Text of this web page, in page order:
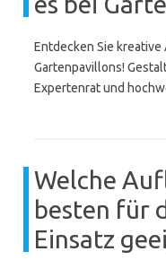
Entdecken Sie
Gartenpavillons!
Expertenrat und
Welche
besten für
Einsatz